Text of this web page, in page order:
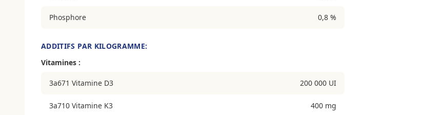
Phosphore 0,8 %
ADDITIFS PAR KILOGRAMME:
Vitamines :
3a671 Vitamine D3 200 000 UI
3a710 Vitamine K3 400 mg